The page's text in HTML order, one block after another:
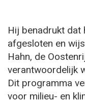
Hij benadrukt
afgesloten en
Hahn, de
verantwoordelijk
Dit programma
voor milieu- en